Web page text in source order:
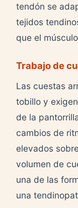
tendón se
tejidos
que el
Trabajo de
Las cuestas
tobillo y
de la
cambios de
elevados
volumen de
una de las
una